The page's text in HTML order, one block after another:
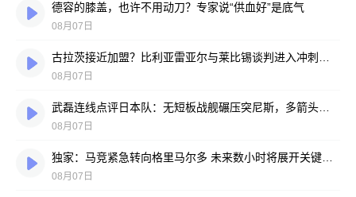
德容的膝盖，也许不用动刀？专家说“供血好”是底气
08月07日
08月07日
08月07日
08月07日